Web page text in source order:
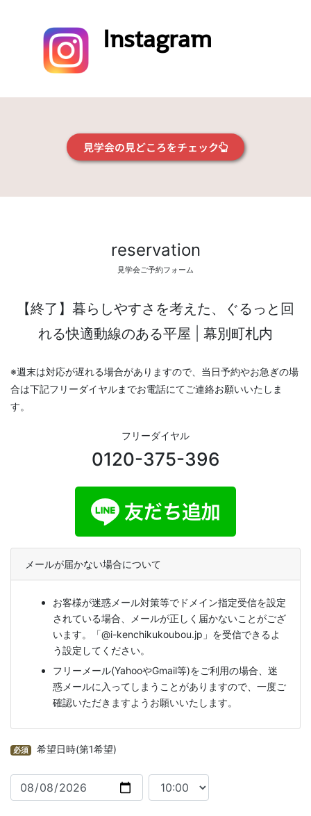
Instagram
見学会の見どころをチェック
reservation
見学会ご予約フォーム
【終了】暮らしやすさを考えた、ぐるっと回
れる快適動線のある平屋 | 幕別町札内
※週末は対応が遅れる場合がありますので、当日予約やお急ぎの場
合は下記フリーダイヤルまでお電話にてご連絡お願いいたしま
す。
フリーダイヤル
0120-375-396
メールが届かない場合について
お客様が迷惑メール対策等でドメイン指定受信を設定
されている場合、メールが正しく届かないことがござ
います。「@i-kenchikukoubou.jp」を受信できるよ
う設定してください。
フリーメール(YahooやGmail等)をご利用の場合、迷
惑メールに入ってしまうことがありますので、一度ご
確認いただきますようお願いいたします。
必須 希望日時(第1希望)